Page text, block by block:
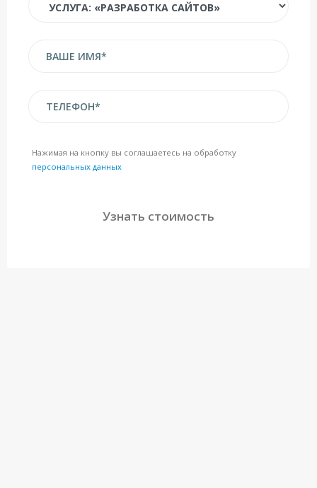
Нажимая на кнопку вы соглашаетесь на обработку
персональных данных